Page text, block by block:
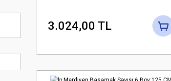
3.024,00 TL